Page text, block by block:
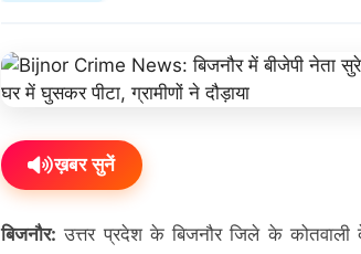
ख़बर सुनें
बिजनौर: उत्तर प्रदेश के बिजनौर जिले के